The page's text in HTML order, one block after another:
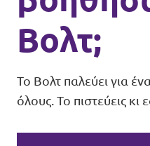
Βολτ;
Το Βολτ παλεύει για
όλους. Το πιστεύεις